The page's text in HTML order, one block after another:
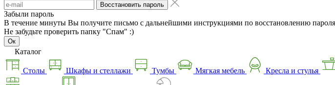
Восстановить пароль
Забыли пароль
В течение минуты Вы получите письмо с дальнейшими инструкциями по восстановлению
Не забудьте проверить папку "Спам" :)
Ок
Каталог
Столы Шкафы и стеллажи Тумбы Мягкая мебель Кресла и стулья